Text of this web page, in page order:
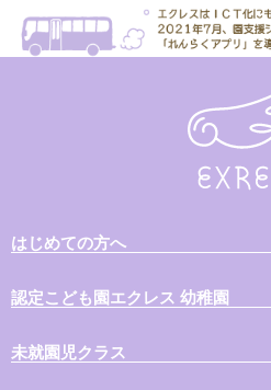
はじめての方へ
認定こども園エクレス 幼稚園
未就園児クラス